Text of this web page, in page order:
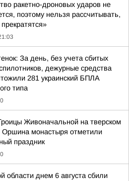
ракетно-дроновых ударов не
поэтому нельзя рассчитывать,
За день, без учета сбитых
дежурные средства
281 украинский БПЛА
типа
Живоначальной на тверском
Оршина монастыря отметили
праздник
области днем 6 августа сбили